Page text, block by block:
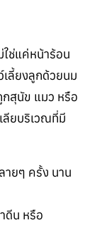
ใช่แค่หน้าร้อน
เลี้ยงลูกด้วยนม
กสุนัข แมว หรือ
ลียบริเวณที่มี
ายๆ ครั้ง นาน
ดีน หรือ